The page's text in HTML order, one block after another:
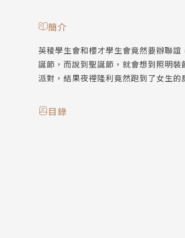
簡介
英稜學生會和櫻才學生會竟然要辦聯
誕節，而說到聖誕節，就會想到照明
派對，結果夜裡隆利竟然跑到了女生
目錄